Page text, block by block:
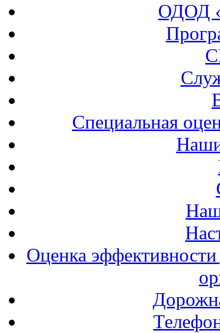
ОДОД
Специальная
Оценка эффективности